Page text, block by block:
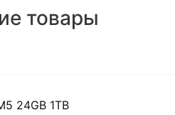
товары